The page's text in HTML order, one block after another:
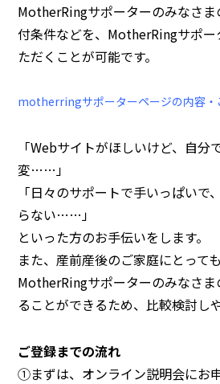
MotherRingサポーターのみなさ
付条件などを、MotherRingサポ
ただくことが可能です。
motherringサポーターページの内容・
「Webサイトがほしいけど、自分
変……」
「日々のサポートで手いっぱいで
らない……」
といった方のお手伝いをします。
また、産前産後のご家庭にとって
MotherRingサポーターのみなさ
ることができるため、比較検討し
ご登録までの流れ
①まずは、オンライン説明会にお